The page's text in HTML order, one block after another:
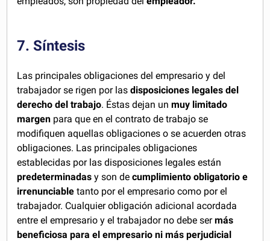
7. Síntesis
Las principales obligaciones del empresario y del
trabajador se rigen por lasdisposiciones legales del
derecho del trabajo. Éstas dejan un muy limitado
margen para que en el contrato de trabajo se
modifiquen aquellas obligaciones o se acuerden otras
obligaciones. Las principales obligaciones
establecidas por las disposiciones legales están
predeterminadas y son decumplimiento obligatorio e
irrenunciable tanto por el empresario como por el
trabajador. Cualquier obligación adicional acordada
entre el empresario y el trabajador no debe sermás
beneficiosa para el empresario ni más perjudicial